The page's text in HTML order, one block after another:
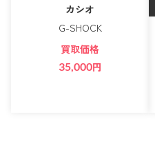
カシオ
G-SHOCK
買取価格
35,000円